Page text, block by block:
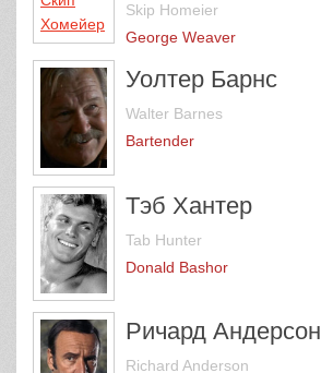
Skip Homeier
George Weaver
Уолтер Барнс
Walter Barnes
Bartender
Тэб Хантер
Tab Hunter
Donald Bashor
Ричард Андерсон
Richard Anderson